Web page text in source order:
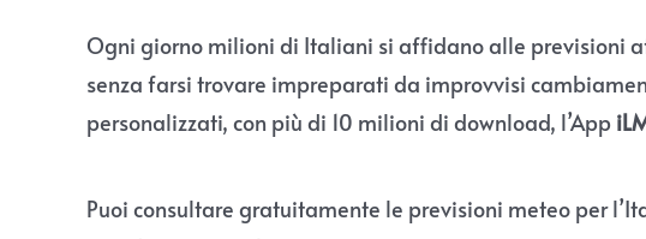
Ogni giorno milioni di Italiani si affidano alle previsioni
senza farsi trovare impreparati da improvvisi
personalizzati, con più di 10 milioni di download, l’App
Puoi consultare gratuitamente le previsioni meteo per